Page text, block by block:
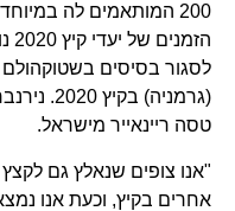
200 המותאמים לה
לסגור בסיסים בשטוקהולם
(גרמניה)
טסה ריינאייר מישראל.
"אנו צופים שנאלץ גם
אחרים בקיץ, וכעת אנו